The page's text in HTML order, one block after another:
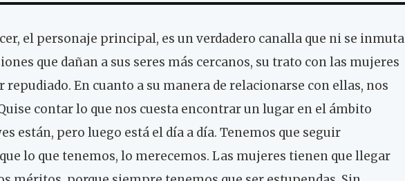
el personaje principal, es un verdadero canalla que ni se inmuta
que dañan a sus seres más cercanos, su trato con las mujeres
repudiado. En cuanto a su manera de relacionarse con ellas, nos
contar lo que nos cuesta encontrar un lugar en el ámbito
están, pero luego está el día a día. Tenemos que seguir
lo que tenemos, lo merecemos. Las mujeres tienen que llegar